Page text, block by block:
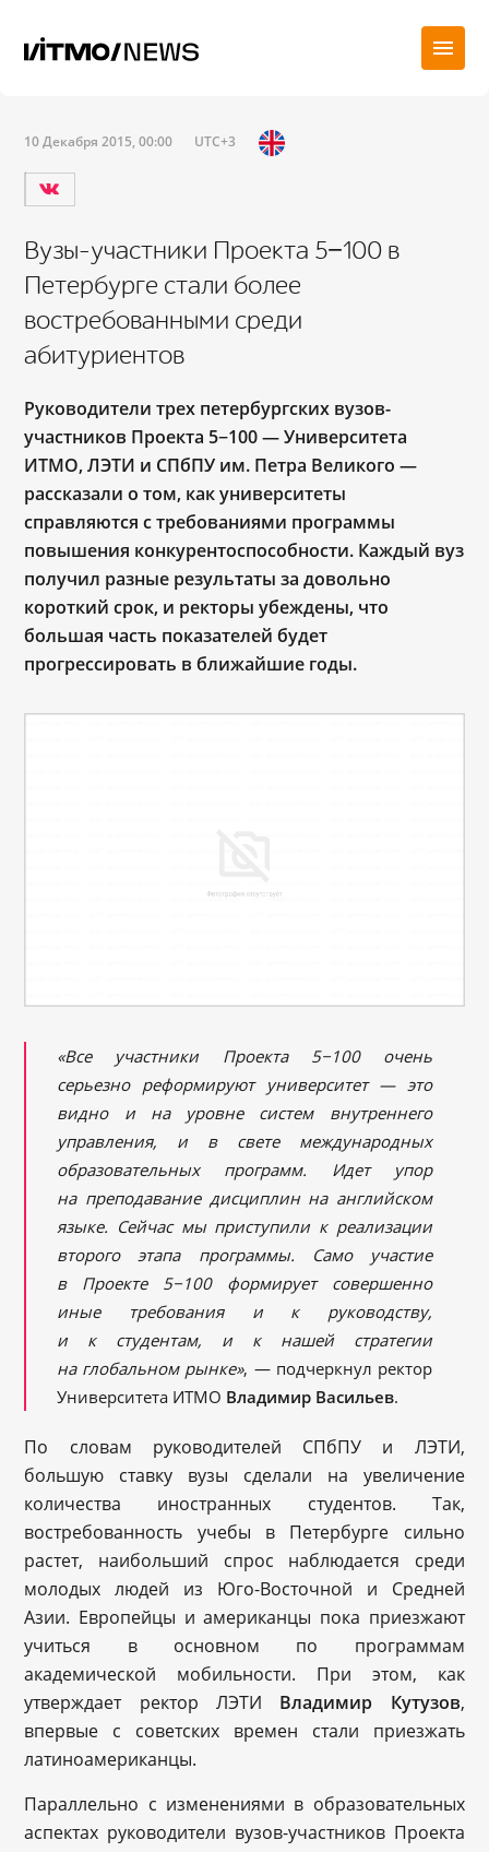
10 Декабря 2015, 00:00 UTC+3
Вузы-участники Проекта 5−100 в
Петербурге стали более
востребованными среди
абитуриентов
Руководители трех петербургских вузов-
участников Проекта 5−100 — Университета
ИТМО, ЛЭТИ и СПбПУ им. Петра Великого —
рассказали о том, как университеты
справляются с требованиями программы
повышения конкурентоспособности. Каждый вуз
получил разные результаты за довольно
короткий срок, и ректоры убеждены, что
большая часть показателей будет
прогрессировать в ближайшие годы.
«Все участники Проекта 5−100 очень
серьезно реформируют университет — это
видно и на уровне систем внутреннего
управления, и в свете международных
образовательных программ. Идет упор
на преподавание дисциплин на английском
языке. Сейчас мы приступили к реализации
второго этапа программы. Само участие
в Проекте 5−100 формирует совершенно
иные требования и к руководству,
и к студентам, и к нашей стратегии
на глобальном рынке», — подчеркнул ректор
Университета ИТМО Владимир Васильев.
По словам руководителей СПбПУ и ЛЭТИ,
большую ставку вузы сделали на увеличение
количества иностранных студентов. Так,
востребованность учебы в Петербурге сильно
растет, наибольший спрос наблюдается среди
молодых людей из Юго-Восточной и Средней
Азии. Европейцы и американцы пока приезжают
учиться в основном по программам
академической мобильности. При этом, как
утверждает ректор ЛЭТИ Владимир Кутузов,
впервые с советских времен стали приезжать
латиноамериканцы.
Параллельно с изменениями в образовательных
аспектах руководители вузов-участников Проекта